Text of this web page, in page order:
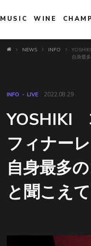
MUSIC WINE
NEWS INFO
自身最
INFO LIVE 2022.08.29
YOSHIKI
フィナーレ
自身最多
と聞こえて